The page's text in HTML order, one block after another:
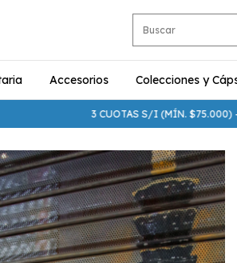
Accesorios Colecciones y
3 CUOTAS S/I (MÍN. $75.000) - 6